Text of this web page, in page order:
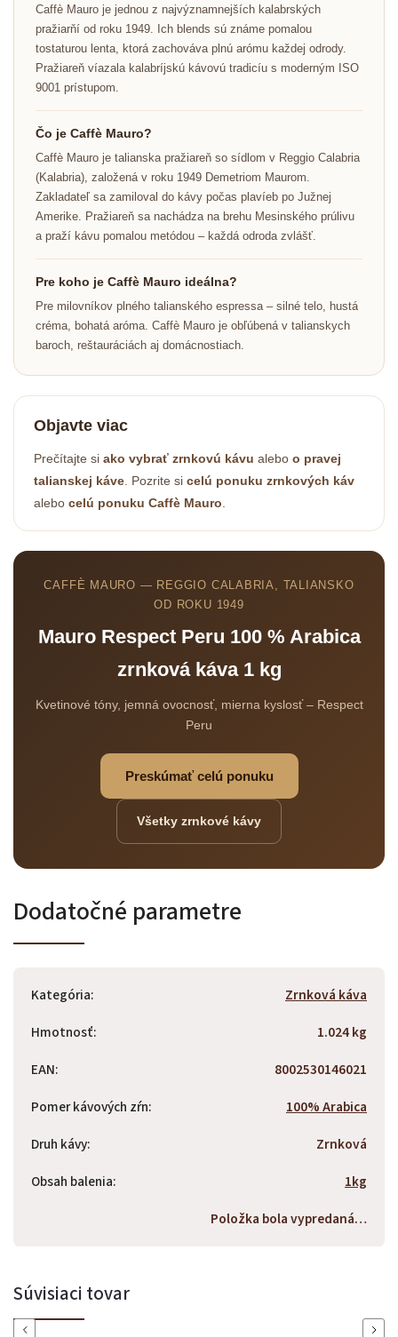
Caffè Mauro je jednou z najvýznamnejších kalabrských
pražiarňí od roku 1949. Ich blends sú známe pomalou
tostaturou lenta, ktorá zachováva plnú arómu každej odrody.
Pražiareň víazala kalabríjskú kávovú tradicíu s moderným ISO
9001 prístupom.
Čo je Caffè Mauro?
Caffè Mauro je talianska pražiareň so sídlom v Reggio Calabria
(Kalabria), založená v roku 1949 Demetriom Maurom.
Zakladateľ sa zamiloval do kávy počas plavíeb po Južnej
Amerike. Pražiareň sa nachádza na brehu Mesinského prúlivu
a praží kávu pomalou metódou – každá odroda zvlášť.
Pre koho je Caffè Mauro ideálna?
Pre milovníkov plného talianského espressa – silné telo, hustá
créma, bohatá aróma. Caffè Mauro je obľúbená v talianskych
baroch, reštauráciách aj domácnostiach.
Objavte viac
Prečítajte si ako vybrať zrnkovú kávu alebo o pravej
talianskej káve . Pozrite si celú ponuku zrnkových káv
alebo celú ponuku Caffè Mauro
CAFFÈ MAURO — REGGIO CALABRIA, TALIANSKO
OD ROKU 1949
Mauro Respect Peru 100 % Arabica
zrnková káva 1 kg
Kvetinové tóny, jemná ovocnosť, mierna kyslosť – Respect
Peru
Preskúmať celú ponuku
Všetky zrnkové kávy
Dodatočné parametre
Kategória:
Zrnková káva
Hmotnosť:
1.024 kg
EAN:
8002530146021
Pomer kávových zŕn:
100% Arabica
Druh kávy:
Zrnková
Obsah balenia:
1kg
Položka bola vypredaná…
Súvisiaci tovar
Previous Next